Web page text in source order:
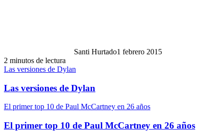
Santi Hurtado1 febrero 2015
2 minutos de lectura
Las versiones de Dylan
Las versiones de Dylan
El primer top 10 de Paul McCartney en 26 años
El primer top 10 de Paul McCartney en 26 años